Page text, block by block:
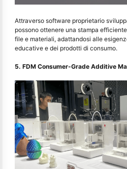
Attraverso software proprietario
possono ottenere una stampa
file e materiali, adattandosi alle
educative e dei prodotti di consumo.
5. FDM Consumer-Grade Additive